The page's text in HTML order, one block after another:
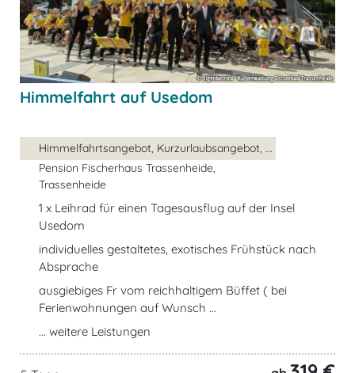
Himmelfahrt auf Usedom
Himmelfahrtsangebot, Kurzurlaubsangebot, ...
Pension Fischerhaus Trassenheide,
Trassenheide
1 x Leihrad für einen Tagesausflug auf der Insel
Usedom
individuelles gestaltetes, exotisches Frühstück nach
Absprache
ausgiebiges Fr vom reichhaltigem Büffet ( bei
Ferienwohnungen auf Wunsch ...
... weitere Leistungen